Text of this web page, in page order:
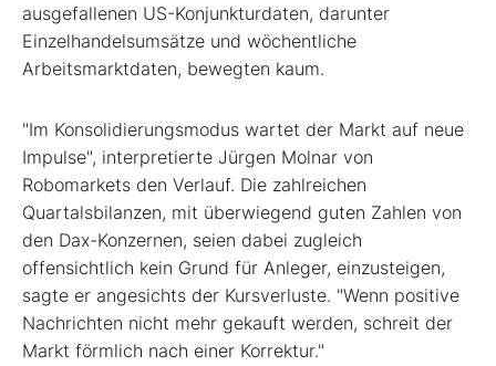
ausgefallenen US-Konjunkturdaten, darunter
Einzelhandelsumsätze und wöchentliche
Arbeitsmarktdaten, bewegten kaum.
"Im Konsolidierungsmodus wartet der Markt auf neue
Impulse", interpretierte Jürgen Molnar von
Robomarkets den Verlauf. Die zahlreichen
Quartalsbilanzen, mit überwiegend guten Zahlen von
den Dax-Konzernen, seien dabei zugleich
offensichtlich kein Grund für Anleger, einzusteigen,
sagte er angesichts der Kursverluste. "Wenn positive
Nachrichten nicht mehr gekauft werden, schreit der
Markt förmlich nach einer Korrektur."